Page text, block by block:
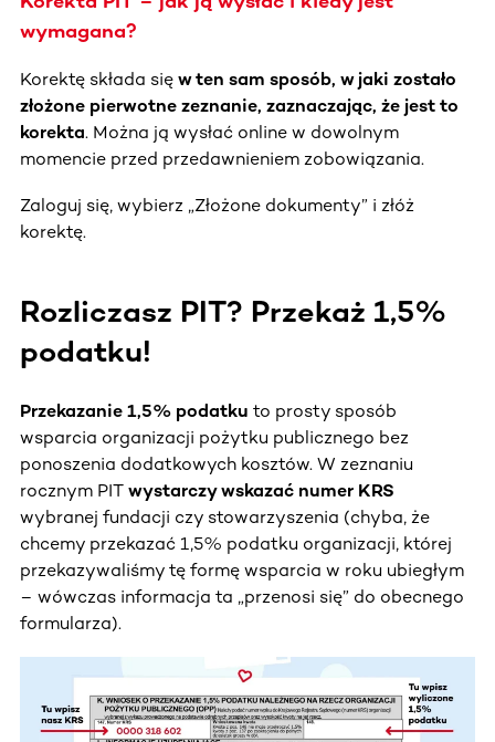
wymagana?
Korektę składa się w ten sam sposób, w jaki zostało
złożone pierwotne zeznanie, zaznaczając, że jest to
korekta. Można ją wysłać online w dowolnym
momencie przed przedawnieniem zobowiązania.
Zaloguj się, wybierz „Złożone dokumenty” i złóż
korektę.
Rozliczasz PIT? Przekaż 1,5%
podatku!
Przekazanie 1,5% podatku to prosty sposób
wsparcia organizacji pożytku publicznego bez
ponoszenia dodatkowych kosztów. W zeznaniu
rocznym PIT wystarczy wskazać numer KRS
wybranej fundacji czy stowarzyszenia (chyba, że
chcemy przekazać 1,5% podatku organizacji, której
przekazywaliśmy tę formę wsparcia w roku ubiegłym
– wówczas informacja ta „przenosi się” do obecnego
formularza).